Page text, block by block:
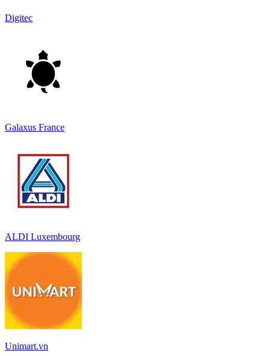
Digitec
Galaxus France
ALDI Luxembourg
Unimart.vn